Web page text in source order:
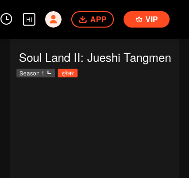
HI APP VIP
Soul Land II: Jueshi Tangmen
Season 1 ट्रेलर